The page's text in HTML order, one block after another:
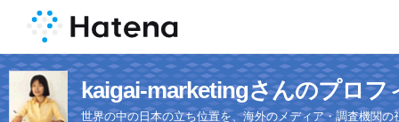
kaigai-marketingさんのプロフ
世界の中の日本の立ち位置を、海外のメディア・調査機関の